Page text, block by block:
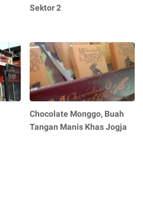
Sektor 2
Chocolate Monggo, Buah
Tangan Manis Khas Jogja